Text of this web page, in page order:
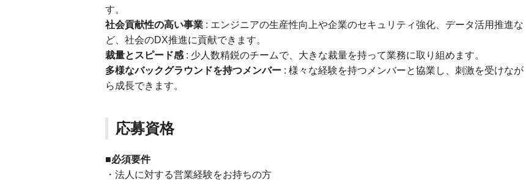
す。
社会貢献性の高い事業 : エンジニアの生産性向上や企業のセキュリティ強化、データ活用推進な
ど、社会のDX推進に貢献できます。
裁量とスピード感 : 少人数精鋭のチームで、大きな裁量を持って業務に取り組めます。
多様なバックグラウンドを持つメンバー : 様々な経験を持つメンバーと協業し、刺激を受けなが
ら成長できます。
応募資格
■必須要件
・法人に対する営業経験をお持ちの方